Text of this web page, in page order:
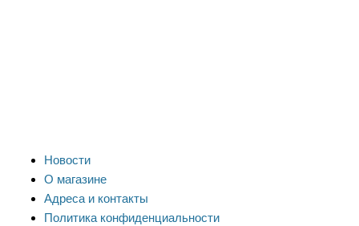
Новости
О магазине
Адреса и контакты
Политика конфиденциальности